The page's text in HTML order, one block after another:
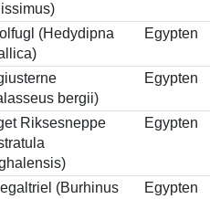
(Hedydipna
Egypten
bergii)
Egypten
Riksesneppe
Egypten
(Burhinus
Egypten